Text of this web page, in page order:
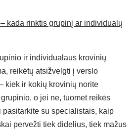
kada rinktis grupinį ar individualų
ir individualaus krovinių
reikėtų atsižvelgti į verslo
kiek ir kokių krovinių norite
o jei ne, tuomet reikės
su specialistais, kaip
pervežti tiek didelius, tiek mažus